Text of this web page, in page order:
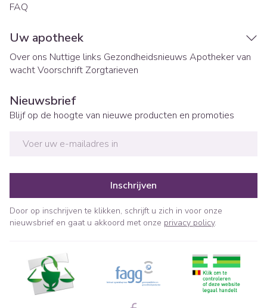
FAQ
Uw apotheek
Over ons Nuttige links Gezondheidsnieuws Apotheker van
wachtVoorschrift Zorgtarieven
Nieuwsbrief
Blijf op de hoogte van nieuwe producten en promoties
Inschrijven
Door op inschrijven te klikken, schrijft u zich in voor onze
nieuwsbrief en gaat u akkoord met onze privacy policy.